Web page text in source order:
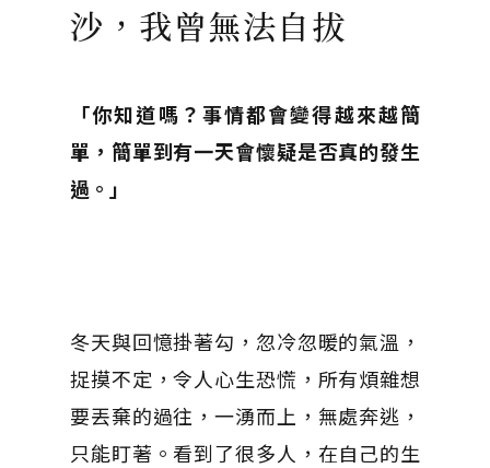
沙，我曾無法自拔
「你知道嗎？事情都會變得越來越簡
單，簡單到有一天會懷疑是否真的發生
過。」
冬天與回憶掛著勾，忽冷忽暖的氣溫，
捉摸不定，令人心生恐慌，所有煩雜想
要丟棄的過往，一湧而上，無處奔逃，
只能盯著。看到了很多人，在自己的生